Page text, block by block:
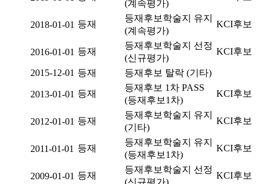
(계속평가)
2018-01-01 등재
등재후보학술지 유지
(계속평가)
KCI후보
2016-01-01 등재
등재후보학술지 선정
(신규평가)
KCI후보
2015-12-01 등재 등재후보 탈락 (기타)
2013-01-01 등재
등재후보 1차 PASS
(등재후보1차)
KCI후보
2012-01-01 등재
등재후보학술지 유지
(기타)
KCI후보
2011-01-01 등재
등재후보학술지 유지
(등재후보1차)
KCI후보
2009-01-01 등재
등재후보학술지 선정
(신규평가)
KCI후보